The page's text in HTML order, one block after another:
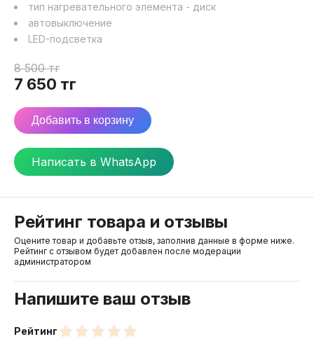
тип нагревательного элемента - диск
автовыключение
LED-подсветка
8 500тг
7 650 тг
Добавить в корзину
Написать в WhatsApp
Рейтинг товара и отзывы
Оцените товар и добавьте отзыв, заполнив данные в форме ниже.
Рейтинг с отзывом будет добавлен после модерации
администратором
Напишите ваш отзыв
Рейтинг